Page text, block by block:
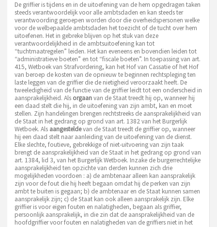
De griffier is tijdens en in de uitoefening van de hem opgedragen taken
steeds verantwoordelijk voor alle ambtsdaden en kan steeds ter
verantwoording geroepen worden door die overheidspersonen welke
voor de welbepaalde ambtsdaden het toezicht of de tucht over hem
uitoefenen. Het in gebreke blijven op het stuk van deze
verantwoordelijkheid in de ambtsuitoefening kan tot
“tuchtmaatregelen” leiden. Het kan eveneens en bovendien leiden tot
“administratieve boeten” en tot “fiscale boeten”. In toepassing van art.
415, Wetboek van Strafvordering, kan het Hof van Cassatie of het Hof
van beroep de kosten van de opnieuw te beginnen rechtspleging ten
laste leggen van de griffier die de nietigheid veroorzaakt heeft. De
tweeledigheid van de functie van de griffier leidt tot een onderscheid in
aansprakelijkheid. Als orgaanvan de Staat treedt hij op, wanneer hij
een daad stelt die hij, in de uitoefening van zijn ambt, kan en moet
stellen. Zijn handelingen brengen rechtstreeks de aansprakelijkheid van
de Staat in het gedrang op grond van art. 1382 van het Burgerlijk
Wetboek. Als aangesteldevan de Staat treedt de griffier op, wanneer
hij een daad stelt naar aanleiding van de uitoefening van de dienst.
Elke slechte, foutieve, gebrekkige of niet-uitvoering van zijn taak
brengt de aansprakelijkheid van de Staat in het gedrang op grond van
art. 1384, lid 3, van het Burgerlijk Wetboek. Inzake de burgerrechtelijke
aansprakelijkheid ten opzichte van derden kunnen zich drie
mogelijkheden voordoen : a) de ambtenaar alleen kan aansprakelijk
zijn voor de fout die hij heeft begaan omdat hij de perken van zijn
ambt te buiten is gegaan; b) de ambtenaar en de Staat kunnen samen
aansprakelijk zijn; c) de Staat kan ook alleen aansprakelijk zijn. Elke
griffier is voor eigen fouten en nalatigheden, begaan als griffier,
persoonlijk aansprakelijk, in die zin dat de aansprakelijkheid van de
hoofdgriffier voor fouten en nalatigheden van de griffiers niet in het